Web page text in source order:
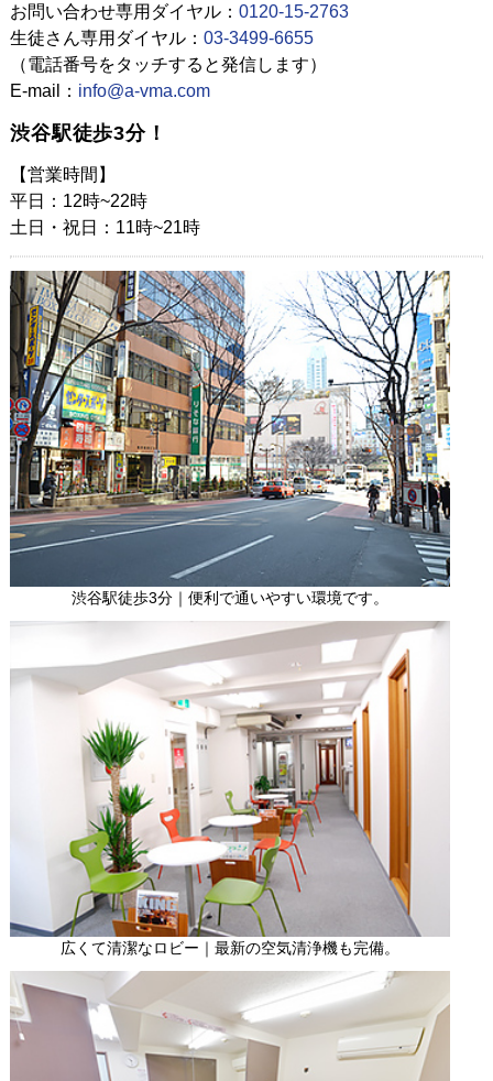
お問い合わせ専用ダイヤル： 0120-15-2763
生徒さん専用ダイヤル： 03-3499-6655
（電話番号をタッチすると発信します）
E-mail： info@a-vma.com
渋谷駅徒歩3分！
【営業時間】
平日：12時~22時
土日・祝日：11時~21時
渋谷駅徒歩3分｜便利で通いやすい環境です。
広くて清潔なロビー｜最新の空気清浄機も完備。